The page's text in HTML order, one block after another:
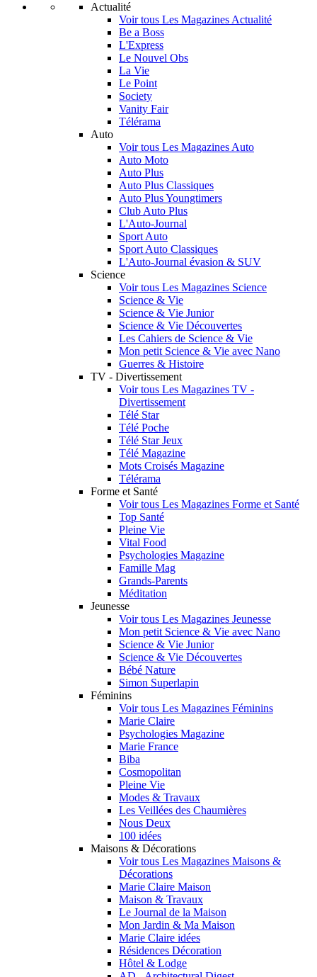
Actualité
Voir tous Les Magazines Actualité
Be a Boss
L'Express
Le Nouvel Obs
La Vie
Le Point
Society
Vanity Fair
Télérama
Auto
Voir tous Les Magazines Auto
Auto Moto
Auto Plus
Auto Plus Classiques
Auto Plus Youngtimers
Club Auto Plus
L'Auto-Journal
Sport Auto
Sport Auto Classiques
L'Auto-Journal évasion & SUV
Science
Voir tous Les Magazines Science
Science & Vie
Science & Vie Junior
Science & Vie Découvertes
Les Cahiers de Science & Vie
Mon petit Science & Vie avec Nano
Guerres & Histoire
TV - Divertissement
Voir tous Les Magazines TV -
Divertissement
Télé Star
Télé Poche
Télé Star Jeux
Télé Magazine
Mots Croisés Magazine
Télérama
Forme et Santé
Voir tous Les Magazines Forme et Santé
Top Santé
Pleine Vie
Vital Food
Psychologies Magazine
Famille Mag
Grands-Parents
Méditation
Jeunesse
Voir tous Les Magazines Jeunesse
Mon petit Science & Vie avec Nano
Science & Vie Junior
Science & Vie Découvertes
Bébé Nature
Simon Superlapin
Féminins
Voir tous Les Magazines Féminins
Marie Claire
Psychologies Magazine
Marie France
Biba
Cosmopolitan
Pleine Vie
Modes & Travaux
Les Veillées des Chaumières
Nous Deux
100 idées
Maisons & Décorations
Voir tous Les Magazines Maisons &
Décorations
Marie Claire Maison
Maison & Travaux
Le Journal de la Maison
Mon Jardin & Ma Maison
Marie Claire idées
Résidences Décoration
Hôtel & Lodge